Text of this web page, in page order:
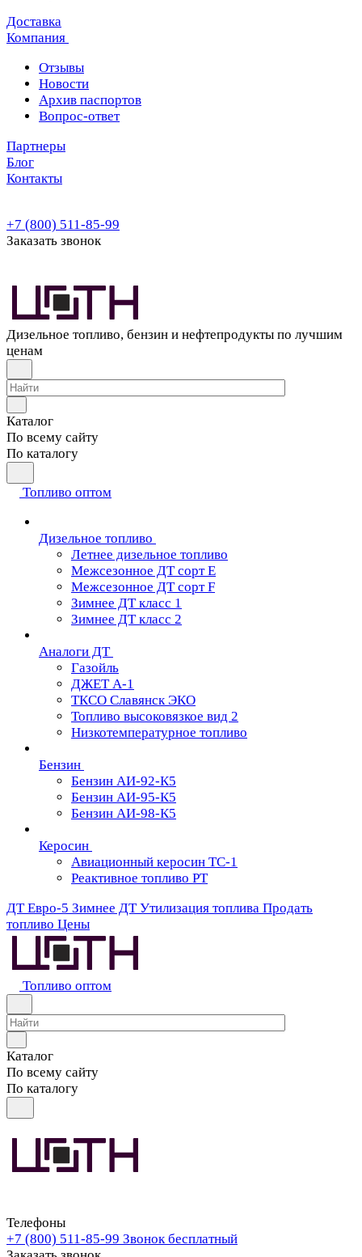
Доставка
Компания
Отзывы
Новости
Архив паспортов
Вопрос-ответ
Партнеры
Блог
Контакты
+7 (800) 511-85-99
Заказать звонок
Дизельное топливо, бензин и нефтепродукты по лучшим
ценам
Каталог
По всему сайту
По каталогу
Топливо оптом
Дизельное топливо
Летнее дизельное топливо
Межсезонное ДТ сорт Е
Межсезонное ДТ сорт F
Зимнее ДТ класс 1
Зимнее ДТ класс 2
Аналоги ДТ
Газойль
ДЖЕТ А-1
ТКСО Славянск ЭКО
Топливо высоковязкое вид 2
Низкотемпературное топливо
Бензин
Бензин АИ-92-К5
Бензин АИ-95-К5
Бензин АИ-98-К5
Керосин
Авиационный керосин ТС-1
Реактивное топливо РТ
ДТ Евро-5 Зимнее ДТ Утилизация топлива Продать
топливо Цены
Топливо оптом
Каталог
По всему сайту
По каталогу
Телефоны
+7 (800) 511-85-99 Звонок бесплатный